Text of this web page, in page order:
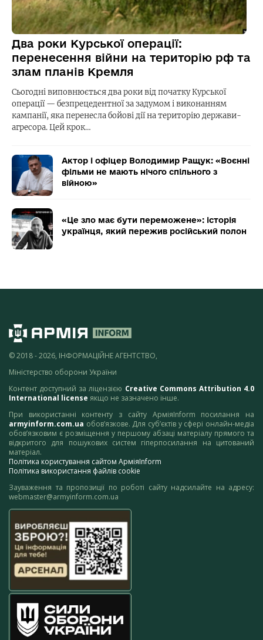
Два роки Курської операції:
перенесення війни на територію рф та
злам планів Кремля
Сьогодні виповнюється два роки від початку Курської
операції — безпрецедентної за задумом і виконанням
кампанії, яка перенесла бойові дії на територію держави-
агресора. Цей крок…
Актор і офіцер Володимир Ращук: «Воєнні
фільми не мають нічого спільного з
війною»
«Це зло має бути переможене»: історія
українця, який пережив російський полон
© 2018 - 2026, ІНФОРМАЦІЙНЕ АГЕНТСТВО,
Міністерство оборони України
Контент доступний за ліцензією Creative Commons Attribution 4.0
International license якщо не зазначено інше.
При використанні контенту з сайту АрміяInform посилання на
armyinform.com.ua обов’язкове. Для суб’єктів у сфері онлайн-медіа
обов’язковим є розміщення у першому абзаці матеріалу прямого та
відкритого для пошукових систем гіперпосилання на цитований
матеріал.
Політика користування сайтом АрміяInform
Політика використання файлів cookie
Зауваження та пропозиції по роботі сайту надсилайте на адресу:
webmaster@armyinform.com.ua